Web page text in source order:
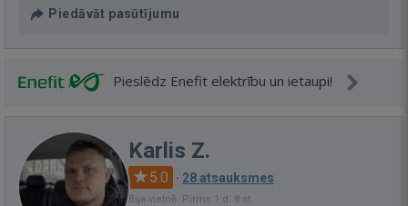
Piedāvāt pasūtījumu
Pieslēdz Enefit elektrību un ietaupi!
Karlis Z.
5.0 · 28 atsauksmes
Bija vietnē: Pirms 1 d. 8 st.